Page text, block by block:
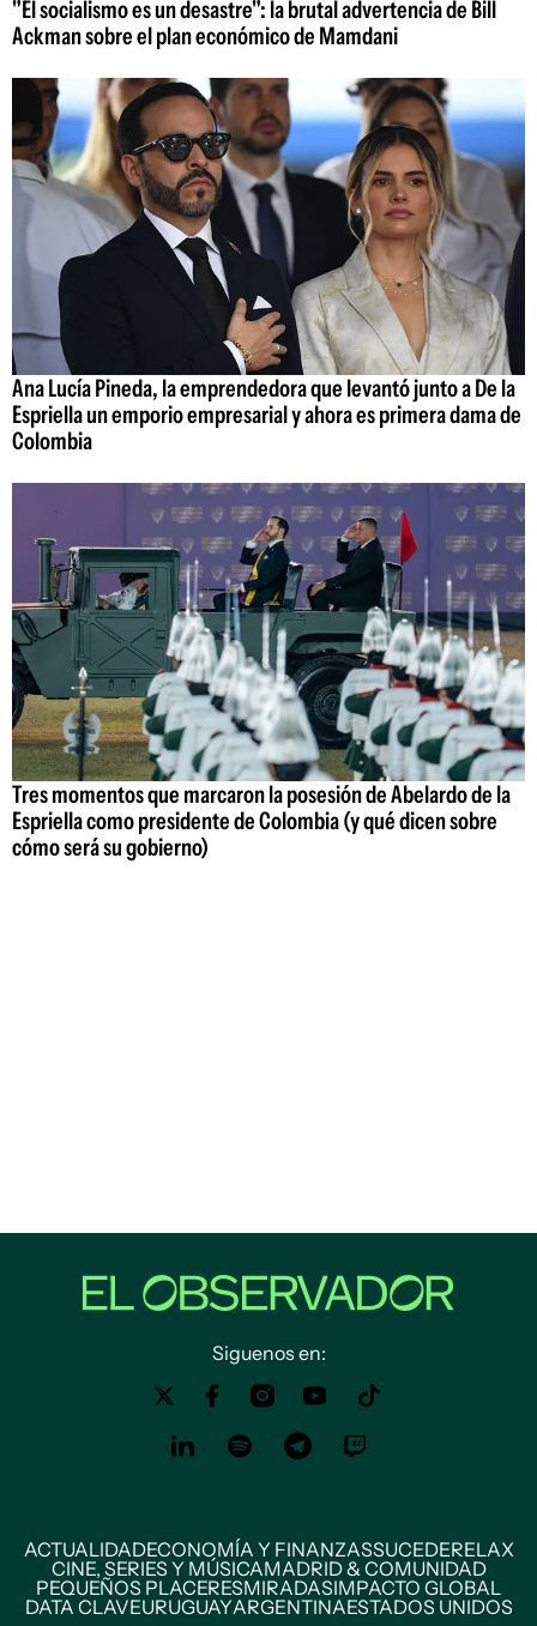
"El socialismo es un desastre": la brutal advertencia de Bill
Ackman sobre el plan económico de Mamdani
Ana Lucía Pineda, la emprendedora que levantó junto a De la
Espriella un emporio empresarial y ahora es primera dama de
Colombia
Tres momentos que marcaron la posesión de Abelardo de la
Espriella como presidente de Colombia (y qué dicen sobre
cómo será su gobierno)
Siguenos en:
ACTUALIDADECONOMÍA Y FINANZASSUCEDERELAX
CINE, SERIES Y MÚSICAMADRID & COMUNIDAD
PEQUEÑOS PLACERESMIRADASIMPACTO GLOBAL
DATA CLAVEURUGUAYARGENTINAESTADOS UNIDOS